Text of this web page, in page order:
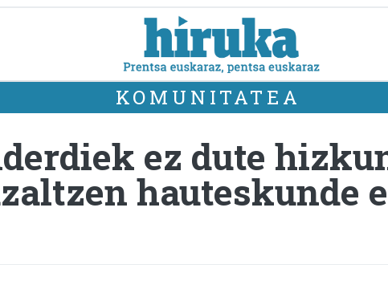
KOMUNITATEA
ez dute
hauteskunde